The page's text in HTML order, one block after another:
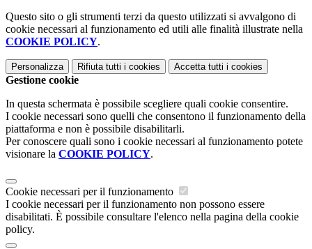
Questo sito o gli strumenti terzi da questo utilizzati si avvalgono di
cookie necessari al funzionamento ed utili alle finalità illustrate nella
COOKIE POLICY.
Personalizza Rifiuta tutti i cookies Accetta tutti i cookies
Gestione cookie
In questa schermata è possibile scegliere quali cookie consentire.
I cookie necessari sono quelli che consentono il funzionamento della
piattaforma e non è possibile disabilitarli.
Per conoscere quali sono i cookie necessari al funzionamento potete
visionare la COOKIE POLICY.
Cookie necessari per il funzionamento
I cookie necessari per il funzionamento non possono essere
disabilitati. È possibile consultare l'elenco nella pagina della cookie
policy.